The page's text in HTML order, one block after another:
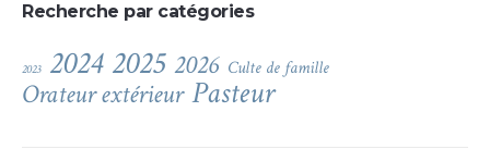
Recherche par catégories
2023 2024 2025 2026 Culte de famille
Orateur extérieur Pasteur